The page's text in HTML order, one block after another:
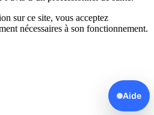
sur ce site, vous acceptez
nécessaires à son fonctionnement.
Aide